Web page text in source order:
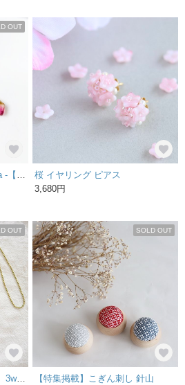
OUT
桜 イヤリング ピアス
3,680円
OUT
- Thanks♡200 - 【特集掲載】3way! (pistàcchio)ボタニカルなマスクチェーン
SOLD OUT
【特集掲載】こぎん刺し 針山